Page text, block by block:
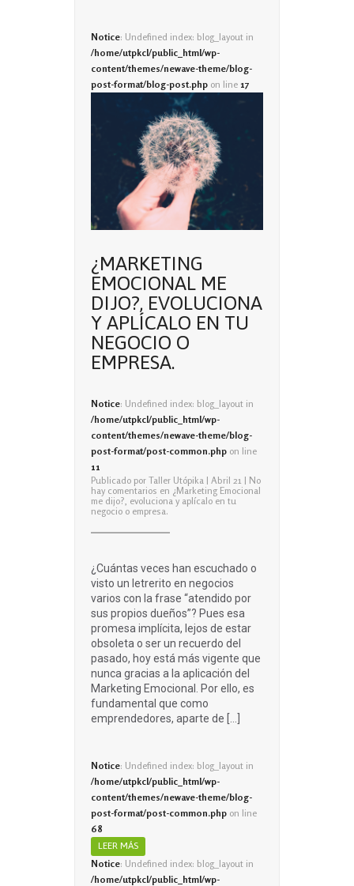
Notice: Undefined index: blog_layout in
/home/utpkcl/public_html/wp-
content/themes/newave-theme/blog-
post-format/blog-post.php on line 17
¿MARKETING
EMOCIONAL ME
DIJO?, EVOLUCIONA
Y APLÍCALO EN TU
NEGOCIO O
EMPRESA.
Notice: Undefined index: blog_layout in
/home/utpkcl/public_html/wp-
content/themes/newave-theme/blog-
post-format/post-common.php on line
11
Publicado por Taller Utópika | Abril 21 | No
hay comentarios en ¿Marketing Emocional
me dijo?, evoluciona y aplícalo en tu
negocio o empresa.
¿Cuántas veces han escuchado o
visto un letrerito en negocios
varios con la frase “atendido por
sus propios dueños”? Pues esa
promesa implícita, lejos de estar
obsoleta o ser un recuerdo del
pasado, hoy está más vigente que
nunca gracias a la aplicación del
Marketing Emocional. Por ello, es
fundamental que como
emprendedores, aparte de […]
Notice: Undefined index: blog_layout in
/home/utpkcl/public_html/wp-
content/themes/newave-theme/blog-
post-format/post-common.php on line
68
LEER MÁS
Notice: Undefined index: blog_layout in
/home/utpkcl/public_html/wp-